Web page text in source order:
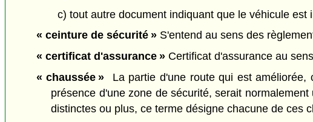
c) tout autre document indiquant que le véhicule
« ceinture de sécurité » S'entend au sens des
« certificat d'assurance »Certificat d'assurance au
« chaussée » La partie d'une route qui est améliorée,
présence d'une zone de sécurité, serait
distinctes ou plus, ce terme désigne chacune de ces